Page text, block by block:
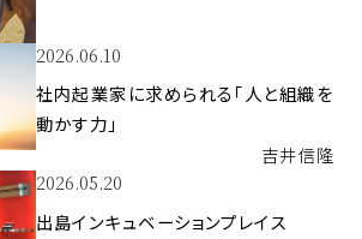
2026.06.10
社内起業家に求められる「人と組織を
動かす力」
吉井信隆
2026.05.20
出島インキュベーションプレイス